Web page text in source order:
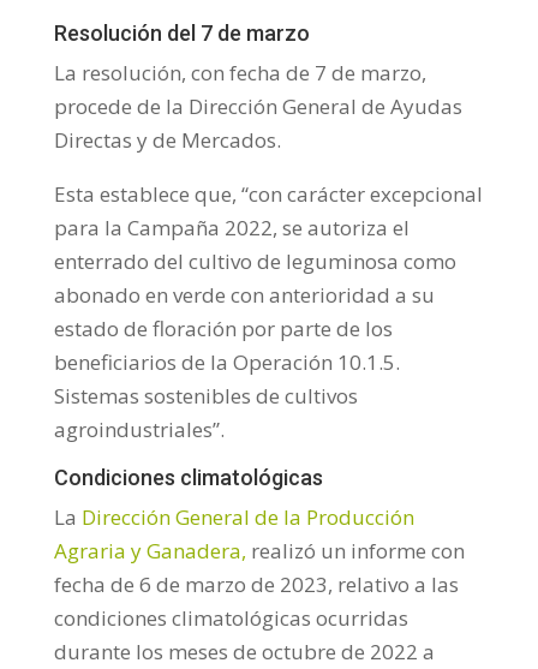
Resolución del 7 de marzo
La resolución, con fecha de 7 de marzo,
procede de la Dirección General de Ayudas
Directas y de Mercados.
Esta establece que, “con carácter excepcional
para la Campaña 2022, se autoriza el
enterrado del cultivo de leguminosa como
abonado en verde con anterioridad a su
estado de floración por parte de los
beneficiarios de la Operación 10.1.5.
Sistemas sostenibles de cultivos
agroindustriales”.
Condiciones climatológicas
La Dirección General de la Producción
Agraria y Ganadera, realizó un informe con
fecha de 6 de marzo de 2023, relativo a las
condiciones climatológicas ocurridas
durante los meses de octubre de 2022 a